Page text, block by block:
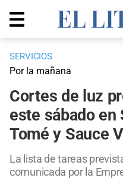
SERVICIOS
Por la mañana
Cortes de luz
este sábado en
Tomé y Sauce
La lista de tareas
comunicada por la